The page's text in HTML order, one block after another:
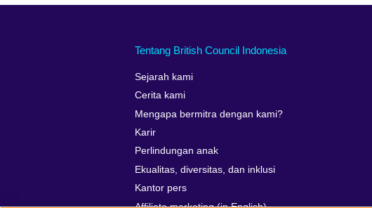
Tentang British Council Indonesia
Sejarah kami
Cerita kami
Mengapa bermitra dengan kami?
Karir
Perlindungan anak
Ekualitas, diversitas, dan inklusi
Kantor pers